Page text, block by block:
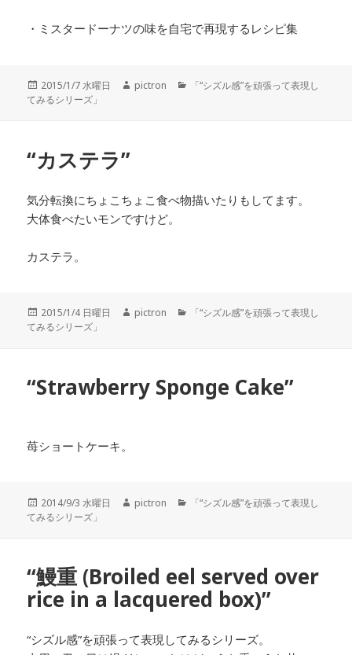
・ミスタードーナツの味を自宅で再現するレシピ集
投
稿
2015/1/7 水曜日
作
pictron
カ
「“シズル感”を頑張って表現し
てみるシリーズ」
“カステラ”
気分転換にちょこちょこ食べ物描いたりもしてます。
大体食べたいモンですけど。
カステラ。
投
稿
2015/1/4 日曜日
作
pictron
カ
「“シズル感”を頑張って表現し
てみるシリーズ」
“Strawberry Sponge Cake”
苺ショートケーキ。
投
稿
2014/9/3 水曜日
作
pictron
カ
「“シズル感”を頑張って表現し
てみるシリーズ」
“鰻重 (Broiled eel served over
rice in a lacquered box)”
“シズル感”を頑張って表現してみるシリーズ。